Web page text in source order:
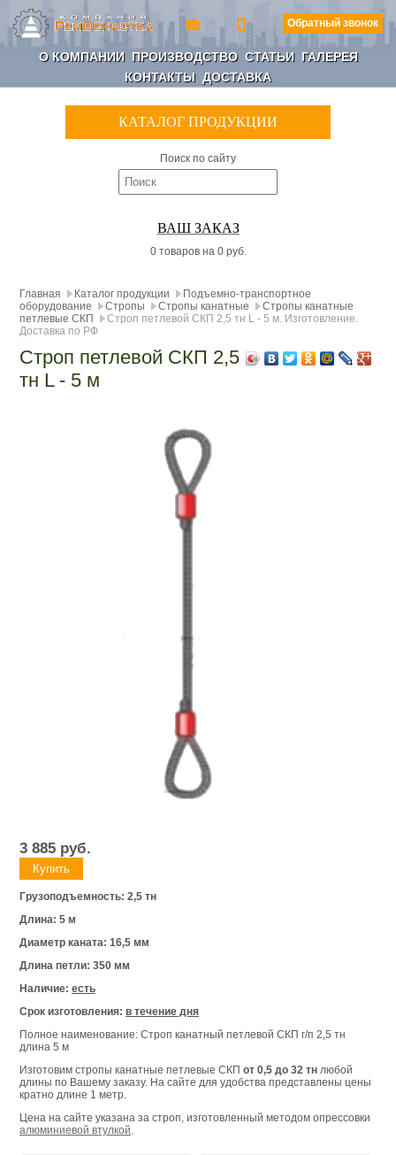
Обратный звонок
О КОМПАНИИ ПРОИЗВОДСТВО СТАТЬИ ГАЛЕРЕЯ
КОНТАКТЫ ДОСТАВКА
КАТАЛОГ ПРОДУКЦИИ
Поиск по сайту
ВАШ ЗАКАЗ
0 товаров на 0 руб.
Главная Каталог продукции
Подъемно-транспортное
оборудование
Стропы Стропы канатные
Стропы канатные
петлевые СКП
Строп петлевой СКП 2,5 тн L - 5 м. Изготовление.
Доставка по РФ
Строп петлевой СКП 2,5
тн L - 5 м
3 885 руб.
Грузоподъемность: 2,5 тн
Длина: 5 м
Диаметр каната: 16,5 мм
Длина петли: 350 мм
Наличие: есть
Срок изготовления: в течение дня
Полное наименование: Строп канатный петлевой СКП г/п 2,5 тн
длина 5 м
Изготовим стропы канатные петлевые СКП от 0,5 до 32 тн любой
длины по Вашему заказу. На сайте для удобства представлены цены
кратно длине 1 метр.
Цена на сайте указана за строп, изготовленный методом опрессовки
алюминиевой втулкой.